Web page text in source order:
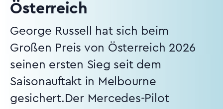
Österreich
George Russell hat sich beim
Großen Preis von Österreich 2026
seinen ersten Sieg seit dem
Saisonauftakt in Melbourne
gesichert.Der Mercedes-Pilot